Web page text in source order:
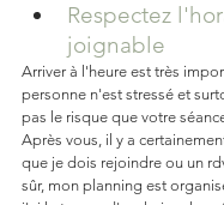
Respectez
joignable
Arriver à l'heure est très
personne n'est stressé et
pas le risque que votre
Après vous, il y a
que je dois rejoindre ou un
sûr, mon planning est